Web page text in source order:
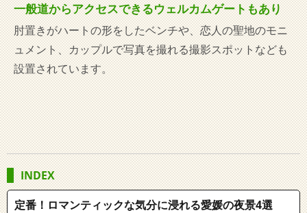
一般道からアクセスできるウェルカムゲートもあり
肘置きがハートの形をしたベンチや、恋人の聖地のモニ
ュメント、カップルで写真を撮れる撮影スポットなども
設置されています。
INDEX
定番！ロマンティックな気分に浸れる愛媛の夜景4選